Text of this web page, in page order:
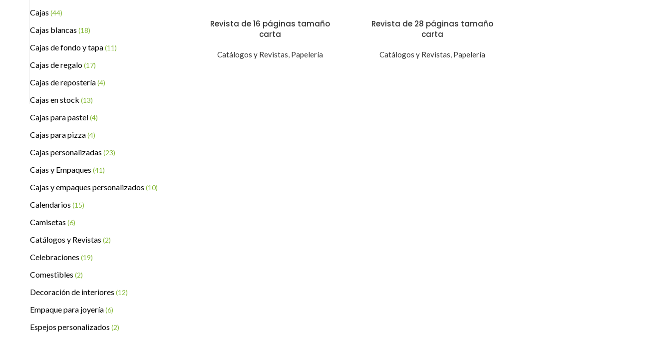
Cajas (44)
Cajas blancas (18)
Cajas de fondo y tapa(11)
Cajas de regalo(17)
Cajas de repostería(4)
Cajas en stock (13)
Cajas para pastel(4)
Cajas para pizza(4)
Cajas personalizadas (23)
Cajas y Empaques (41)
Cajas y empaques personalizados (10)
Calendarios (15)
Camisetas (6)
Catálogos y Revistas (2)
Celebraciones (19)
Comestibles (2)
Decoración de interiores (12)
Empaque para joyería(6)
Espejos personalizados (2)
Revista de 16 páginas tamaño
carta
Catálogos y Revistas, Papelería
Revista de 28 páginas tamaño
carta
Catálogos y Revistas, Papelería